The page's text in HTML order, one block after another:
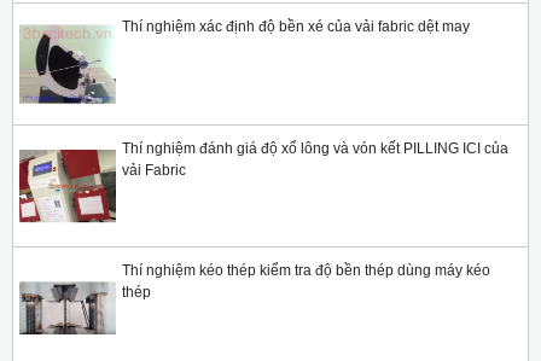
Thí nghiệm xác định độ bền xé của vải fabric dệt may
Thí nghiệm đánh giá độ xổ lông và vón kết PILLING ICI của
vải Fabric
Thí nghiệm kéo thép kiểm tra độ bền thép dùng máy kéo
thép